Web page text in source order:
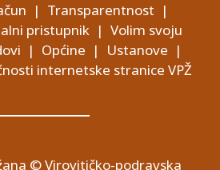
| Transparentnost |
pristupnik| Volim svoju
| Općine | Ustanove |
internetske stranice VPŽ
© Virovitičko-podravska